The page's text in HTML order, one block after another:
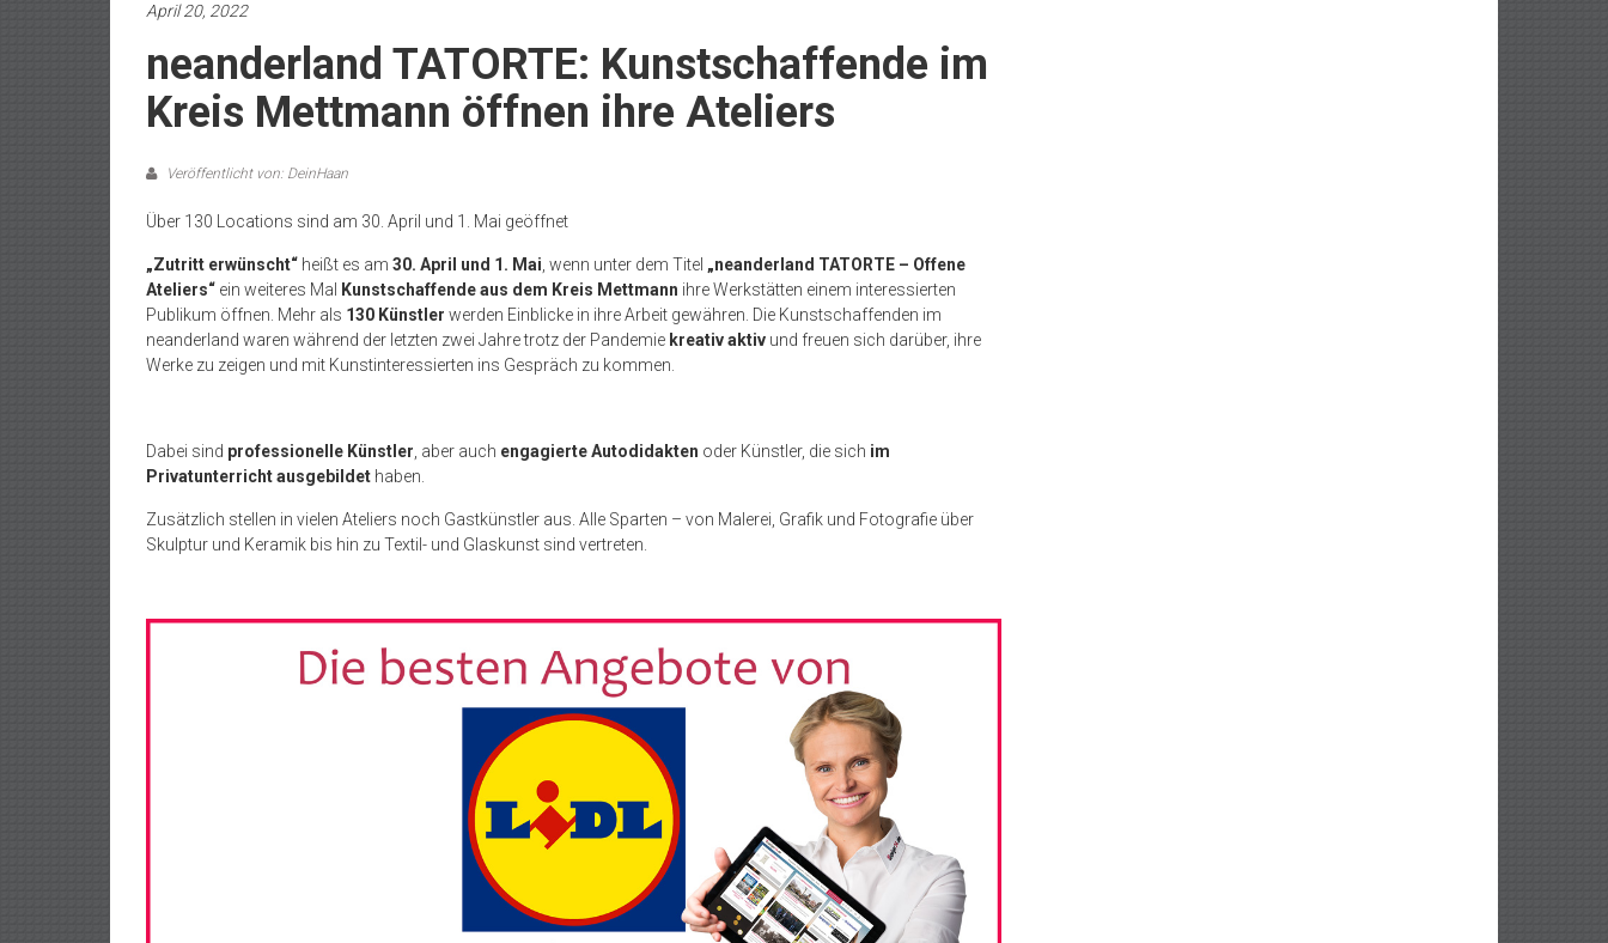
April 20, 2022
neanderland TATORTE: Kunstschaffende im
Kreis Mettmann öffnen ihre Ateliers
Veröffentlicht von: DeinHaan
Über 130 Locations sind am 30. April und 1. Mai geöffnet
„Zutritt erwünscht“ heißt es am 30. April und 1. Mai , wenn unter dem Titel „neanderland TATORTE – Offene
Ateliers“ ein weiteres Mal Kunstschaffende aus dem Kreis Mettmann ihre Werkstätten einem interessierten
Publikum öffnen. Mehr als 130 Künstler werden Einblicke in ihre Arbeit gewähren. Die Kunstschaffenden im
neanderland waren während der letzten zwei Jahre trotz der Pandemie kreativ aktiv und freuen sich darüber, ihre
Werke zu zeigen und mit Kunstinteressierten ins Gespräch zu kommen.
Dabei sind professionelle Künstler , aber auch engagierte Autodidakten oder Künstler, die sich im
Privatunterricht ausgebildet haben.
Zusätzlich stellen in vielen Ateliers noch Gastkünstler aus. Alle Sparten – von Malerei, Grafik und Fotografie über
Skulptur und Keramik bis hin zu Textil- und Glaskunst sind vertreten.